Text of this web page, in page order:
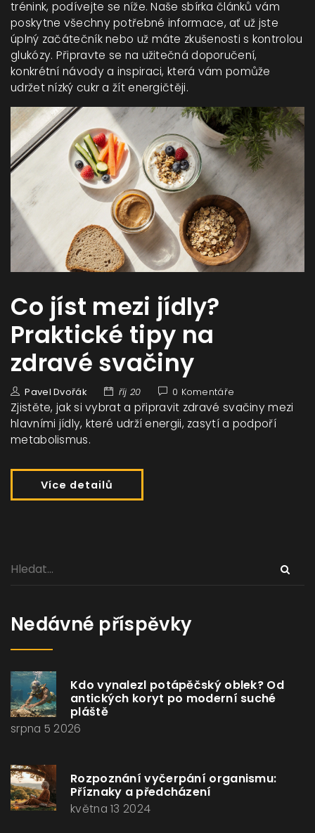
trénink, podívejte se níže. Naše sbírka článků vám
poskytne všechny potřebné informace, ať už jste
úplný začátečník nebo už máte zkušenosti s kontrolou
glukózy. Připravte se na užitečná doporučení,
konkrétní návody a inspiraci, která vám pomůže
udržet nízký cukr a žít energičtěji.
Co jíst mezi jídly?
Praktické tipy na
zdravé svačiny
Pavel Dvořák říj 20 0 Komentáře
Zjistěte, jak si vybrat a připravit zdravé svačiny mezi
hlavními jídly, které udrží energii, zasytí a podpoří
metabolismus.
Více detailů
Nedávné příspěvky
Kdo vynalezl potápěčský oblek? Od
antických koryt po moderní suché
pláště
srpna 5 2026
Rozpoznání vyčerpání organismu:
Příznaky a předcházení
května 13 2024